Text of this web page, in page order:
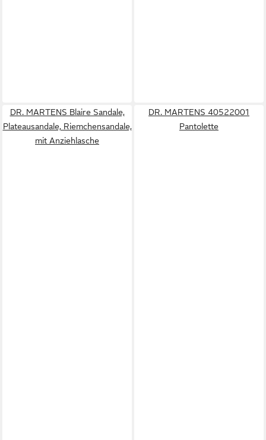
DR. MARTENS Blaire Sandale,
Plateausandale, Riemchensandale,
mit Anziehlasche
DR. MARTENS 40522001
Pantolette